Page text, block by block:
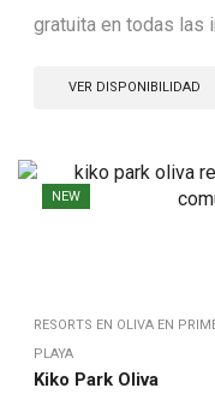
gratuita en todas las
VER DISPONIBILIDAD
NEW
RESORTS EN OLIVA EN
PLAYA
Kiko Park Oliva